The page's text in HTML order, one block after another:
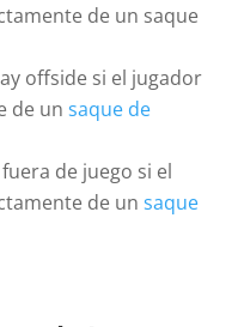
de un saque
offside si el jugador
de unsaque de
de juego si el
de unsaque